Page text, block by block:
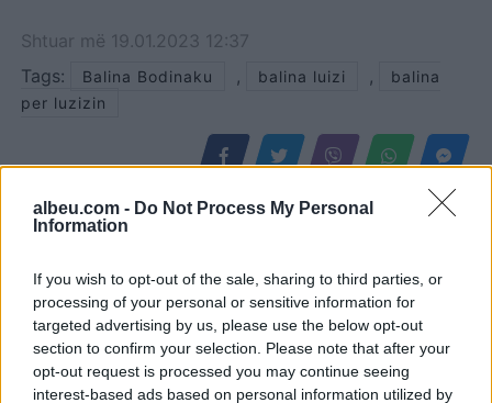
albeu.com - Do Not Process My Personal
Information
If you wish to opt-out of the sale, sharing to third parties, or
processing of your personal or sensitive information for
targeted advertising by us, please use the below opt-out
section to confirm your selection. Please note that after your
opt-out request is processed you may continue seeing
interest-based ads based on personal information utilized by
Shtuar më 19.01.2023 12:37
Tags:
Balina Bodinaku , balina luizi ,
balina
per luzizin